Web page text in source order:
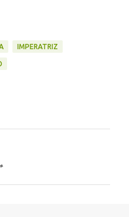
IMPERATRIZ